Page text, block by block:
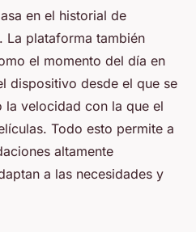
en el historial de
La plataforma también
el momento del día en
dispositivo desde el que se
velocidad con la que el
Todo esto permite a
altamente
a las necesidades y